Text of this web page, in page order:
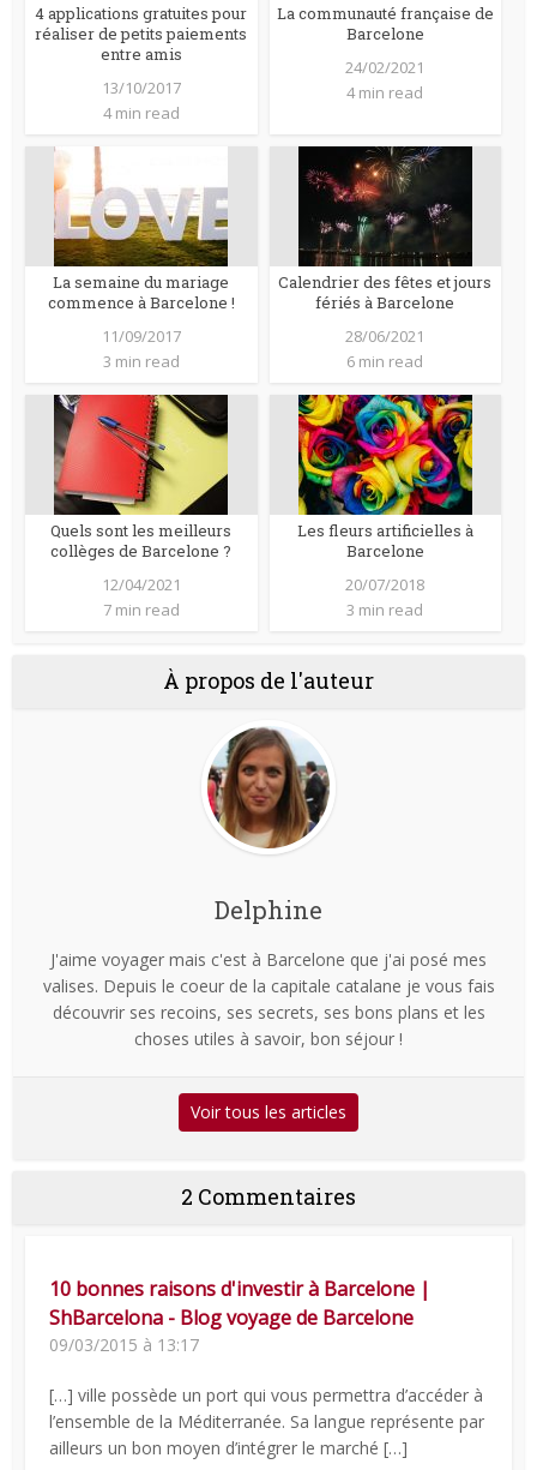
4 applications gratuites pour
réaliser de petits paiements
entre amis
13/10/2017
4 min read
La communauté française de
Barcelone
24/02/2021
4 min read
La semaine du mariage
commence à Barcelone !
11/09/2017
3 min read
Calendrier des fêtes et jours
fériés à Barcelone
28/06/2021
6 min read
Quels sont les meilleurs
collèges de Barcelone ?
12/04/2021
7 min read
Les fleurs artificielles à
Barcelone
20/07/2018
3 min read
À propos de l'auteur
Delphine
J'aime voyager mais c'est à Barcelone que j'ai posé mes
valises. Depuis le coeur de la capitale catalane je vous fais
découvrir ses recoins, ses secrets, ses bons plans et les
choses utiles à savoir, bon séjour !
Voir tous les articles
2 Commentaires
10 bonnes raisons d'investir à Barcelone |
ShBarcelona - Blog voyage de Barcelone
09/03/2015 à 13:17
[…] ville possède un port qui vous permettra d’accéder à
l’ensemble de la Méditerranée. Sa langue représente par
ailleurs un bon moyen d’intégrer le marché […]